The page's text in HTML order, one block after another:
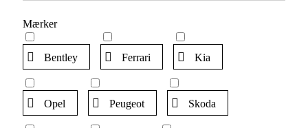
Mærker
Bentley Ferrari Kia
Opel Peugeot Skoda